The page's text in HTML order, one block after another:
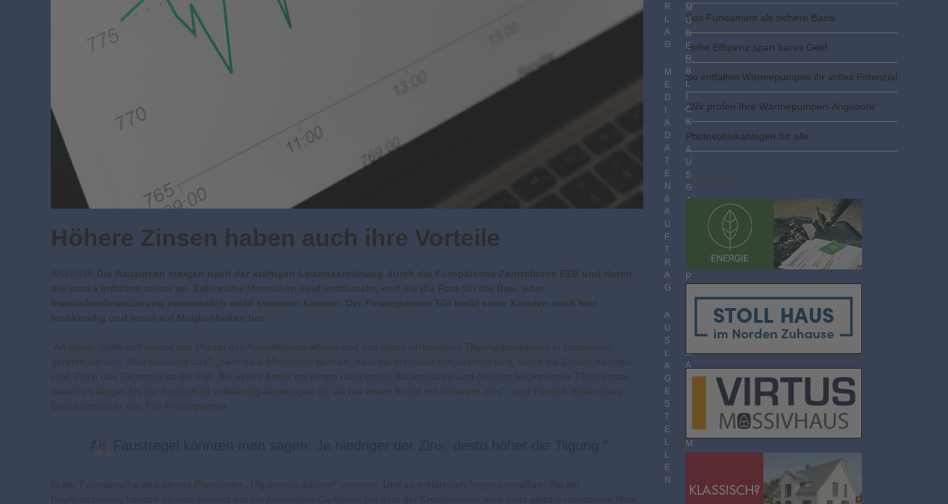
Höhere Zinsen haben auch ihre Vorteile
ANZEIGE Die Bauzinsen steigen nach der kräftigen Leitzinserhöhung durch die Europäische Zentralbank EZB und durch
die starke Inflation weiter an. Zahlreiche Menschen sind enttäuscht, weil sie die Rate für die Bau- oder
Immobilienfinanzierung vermeintlich nicht stemmen können. Der Finanzpartner TGI berät seine Kunden auch hier
fachkundig und weist auf Möglichkeiten hin.
An dieser Stelle soll einmal das Prinzip des Annuitätendarlehens und das damit verbundene Tilgungsparadoxon in Erinnerung
gerufen werden. Was bedeutet das? „Sehr viele Menschen denken, dass sie schneller schuldenfrei sind, wenn die Zinsen niedriger
sind. Doch das Gegenteil ist der Fall. Bei einem Kredit mit einem niedrigeren Baukreditzins und gleicher beginnender Tilgungsrate
dauert es länger, bis die Restschuld vollständig abgetragen ist, als bei einem Kredit mit höherem Zins“, sagt Hendrik Stoltenberg,
Geschäftsführer von TGI Finanzpartner.
Als Faustregel könnten man sagen: Je niedriger der Zins, desto höher die Tilgung.“
In der Fachsprache wird dieses Phänomen „Tilgungsparadoxon“ genannt. Und es erklärt sich folgendermaßen: Bei der
Baufinanzierung handelt es sich zumeist um ein Annuitäten-Darlehen, bei dem der Kreditnehmer eine stets gleiche monatliche Rate
Das Fundament als sichere Basis
Hohe Effizienz spart bares Geld
So entfalten Wärmepumpen ihr volles Potenzial
„Wir prüfen Ihre Wärmepumpen-Angebote“
Photovoltaik­­anlagen für alle
Anzeigen
R
L
A
G
M
E
D
A
D
A
T
E
N
&
A
U
F
T
R
A
G
A
U
S
L
A
G
E
S
T
E
L
L
E
N
M
Ü
B
E
R
B
L
C
K
A
U
S
G
A
P
M
A
M
B